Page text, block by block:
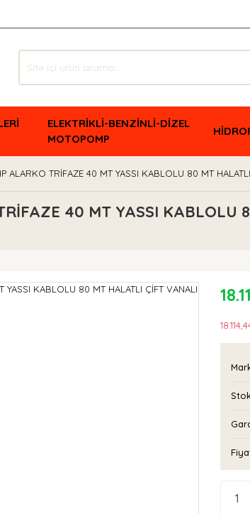
ELEKTRİKLİ-BENZİNLİ-DİZEL
MOTOPOMP
ALARKO TRİFAZE 40 MT YASSI KABLOLU 80 MT
40 MT YASSI